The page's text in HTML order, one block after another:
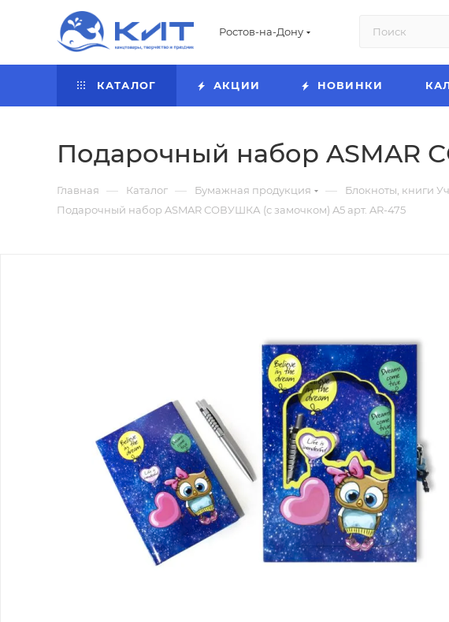
Ростов-на-Дону
КАТАЛОГ АКЦИИ НОВИНКИ
Подарочный набор ASMAR
Главная — Каталог — Бумажная продукция — Блокноты, книги
Подарочный набор ASMAR СОВУШКА (с замочком) A5 арт. AR-475